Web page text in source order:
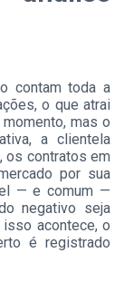
contam toda a
o que atrai
mas o
a clientela
os contratos em
por sua
— e comum —
negativo seja
acontece, o
é registrado